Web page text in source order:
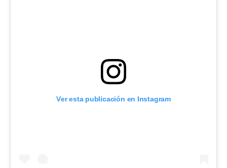
Ver esta publicación en Instagram